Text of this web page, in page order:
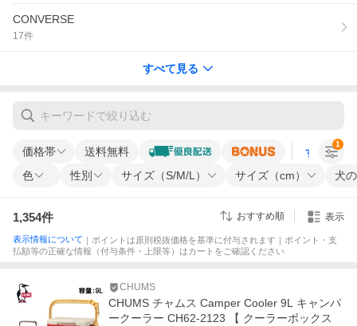
CONVERSE
17件
すべて見る
価格帯 送料無料 すべての条
色 性別 サイズ（S/M/L） サイズ（cm） 犬
1
1,354件 おすすめ順 表示
表示情報について ｜ポイントは原則税抜価格を基準に付与されます｜ポイント・支
払額等の正確な情報（付与条件・上限等）はカートをご確認ください
CHUMS
CHUMS チャムス Camper Cooler 9L キャンパ
ークーラー CH62-2123 【 クーラーボックス